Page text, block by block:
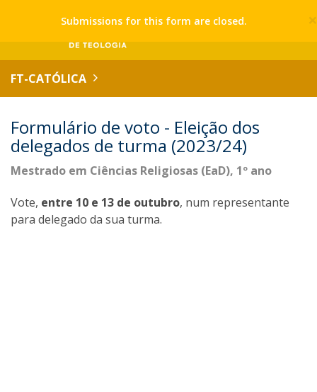
×
Submissions for this form are closed.
FT-CATÓLICA
Formulário de voto - Eleição dos
delegados de turma (2023/24)
Mestrado em Ciências Religiosas (EaD), 1º ano
Vote, entre 10 e 13 de outubro, num representante
para delegado da sua turma.